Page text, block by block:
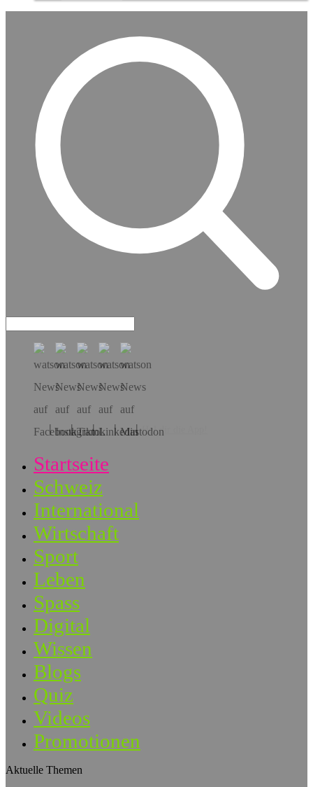
Hol dir die App!
Startseite
Schweiz
International
Wirtschaft
Sport
Leben
Spass
Digital
Wissen
Blogs
Quiz
Videos
Promotionen
Aktuelle Themen